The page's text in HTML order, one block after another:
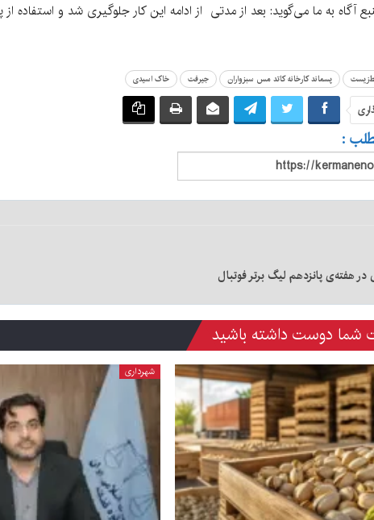
آگاه به ما می‌گوید: بعد از مدتی از ادامه این کار جلوگیری شد و استفاده
پسماند کارخانه کاتد مس سبزواران جیرفت خاک اسیدی
:
در هفته‌ی پانزدهم لیگ برتر فوتبال
دوست داشته باشید
شهرداری